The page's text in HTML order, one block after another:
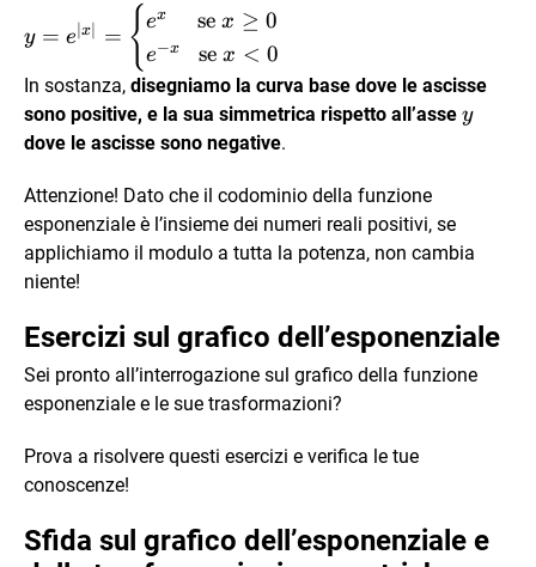
y=e^{|x|}=\begin{cases}
e^x \ \ \ \ \text{ se }
x\ge0 \\ e^{-x} \ \
\text{ se }
x<0\end{cases}
y = e ∣x = {ex sex ≥ 0
e−x sex < 0
In sostanza, disegniamo la curva base dove le ascisse
sono positive, e la sua simmetrica rispetto all’asse y
y
dove le ascisse sono negative.
Attenzione! Dato che il codominio della funzione
esponenziale è l’insieme dei numeri reali positivi, se
applichiamo il modulo a tutta la potenza, non cambia
niente!
Esercizi sul grafico dell’esponenziale
Sei pronto all’interrogazione sul grafico della funzione
esponenziale e le sue trasformazioni?
Prova a risolvere questi esercizi e verifica le tue
conoscenze!
Sfida sul grafico dell’esponenziale e